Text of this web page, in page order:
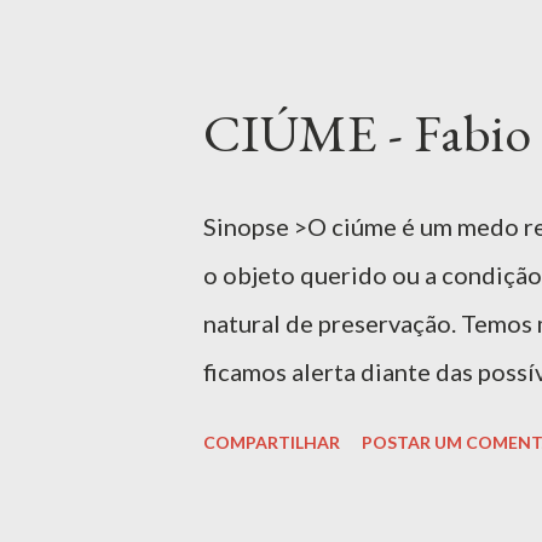
para: 0 — 6 anos, EI Ler livro
mail CASJ. Comprar Livro |
OBRA "Saudade" , de Fábio
de um sentimento único e, ao
CIÚME - Fabio
Sinopse >O ciúme é um medo
o objeto querido ou a
natural de preservação.
ficamos alerta diante das
COMPARTILHAR POSTAR UM